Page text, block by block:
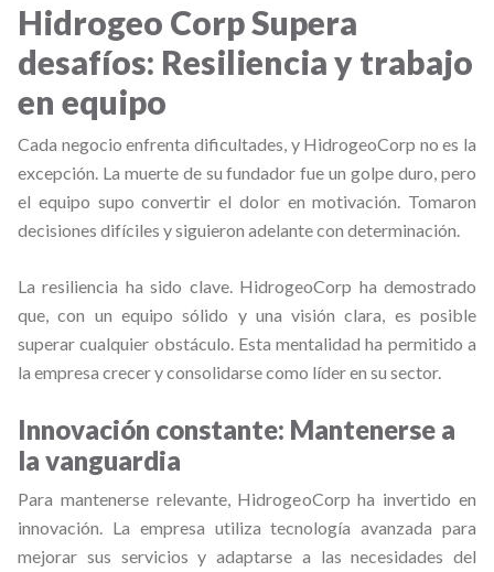
Hidrogeo Corp Supera
desafíos: Resiliencia y trabajo
en equipo
Cada negocio enfrenta dificultades, y HidrogeoCorp no es la
excepción. La muerte de su fundador fue un golpe duro, pero
el equipo supo convertir el dolor en motivación. Tomaron
decisiones difíciles y siguieron adelante con determinación.
La resiliencia ha sido clave. HidrogeoCorp ha demostrado
que, con un equipo sólido y una visión clara, es posible
superar cualquier obstáculo. Esta mentalidad ha permitido a
la empresa crecer y consolidarse como líder en su sector.
Innovación constante: Mantenerse a
la vanguardia
Para mantenerse relevante, HidrogeoCorp ha invertido en
innovación. La empresa utiliza tecnología avanzada para
mejorar sus servicios y adaptarse a las necesidades del